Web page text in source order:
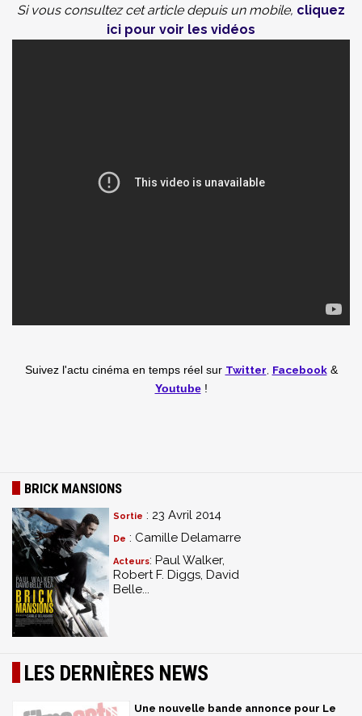
Si vous consultez cet article depuis un mobile, cliquez
ici pour voir les vidéos
Suivez l'actu cinéma en temps réel sur Twitter Facebook&
Youtube!
BRICK MANSIONS
Sortie : 23 Avril 2014
De : Camille Delamarre
Acteurs: Paul Walker,
Robert F. Diggs, David
Belle...
LES DERNIÈRES NEWS
Une nouvelle bande annonce pour Le